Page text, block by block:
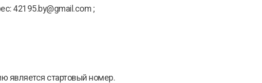
42195.by@gmail.com ;
является стартовый номер.